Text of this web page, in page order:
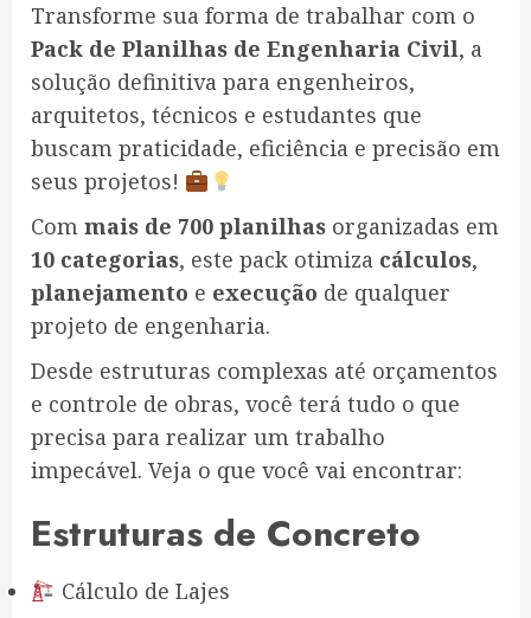
Transforme sua forma de trabalhar com o
Pack de Planilhas de Engenharia Civil, a
solução definitiva para engenheiros,
arquitetos, técnicos e estudantes que
buscam praticidade, eficiência e precisão em
seus projetos!
Com mais de 700 planilhas organizadas em
10 categorias, este pack otimiza cálculos,
planejamento e execução de qualquer
projeto de engenharia.
Desde estruturas complexas até orçamentos
e controle de obras, você terá tudo o que
precisa para realizar um trabalho
impecável. Veja o que você vai encontrar:
Estruturas de Concreto
Cálculo de Lajes